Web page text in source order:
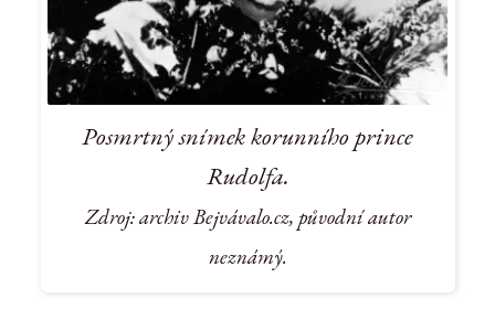
Posmrtný snímek korunního prince
Rudolfa.
Zdroj: archiv Bejvávalo.cz, původní autor
neznámý.